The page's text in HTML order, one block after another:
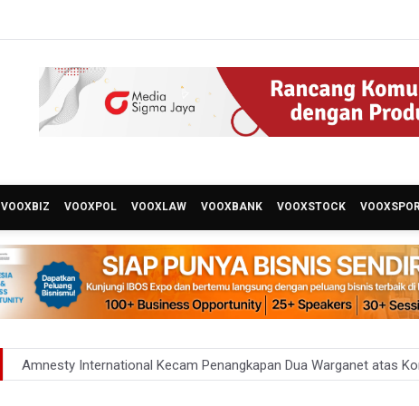
VOOXBIZ VOOXPOL VOOXLAW VOOXBANK VOOXSTOCK
Amnesty International Kecam Penangkapan Dua Warganet atas